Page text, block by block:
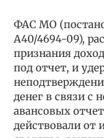
ФАС МО
А40/4694-09),
признания
под отчет, и
денег в связи
авансовых
действовали